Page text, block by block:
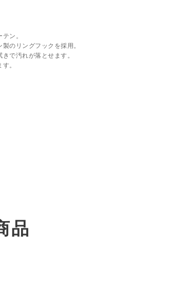
ン。
のリングフックを採用。
で汚れが落とせます。
。
品